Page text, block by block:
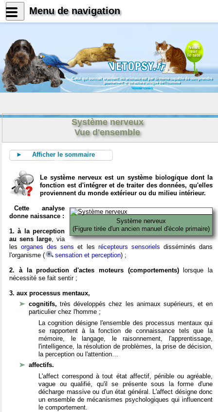
News
sur
le site
Celui qui connait vraiment les animaux est par là même capable de comprendre
pleinement le caractère unique de l'homme
Konrad Lorenz
Système nerveux
Vue d'ensemble
► Afficher le sommaire
Le système nerveux est un système biologique dont la
fonction est d'intégrer et de traiter des données, qu'elles
proviennent du monde extérieur ou du milieu intérieur.
Système nerveux
(Figure tirée d'un ancien manuel d'école primaire)
Cette analyse
donne naissance :
1. à la perception
au sens large, via
lesorganes des sens et les récepteurs sensoriels disséminés dans
l'organisme (
sensation et perception) ;
2. à la production d'actes moteurs (comportements)lorsque la
nécessité se fait sentir ;
3. aux processus mentaux,
cognitifs,très développés chez les animaux supérieurs, et en
particulier chez l'homme ;
La cognition désigne l'ensemble des processus mentaux qui
se rapportent à la fonction de connaissance tels que la
mémoire, le langage, le raisonnement, l'apprentissage,
l'intelligence, la résolution de problèmes, la prise de décision,
la perception ou l'attention…
affectifs.
L'affect correspond à tout état affectif, pénible ou agréable,
vague ou qualifié, qu'il se présente sous la forme d'une
décharge massive ou d'un état général. L'affect désigne donc
un ensemble de mécanismes psychologiques qui influencent
le comportement.
Menu de navigation